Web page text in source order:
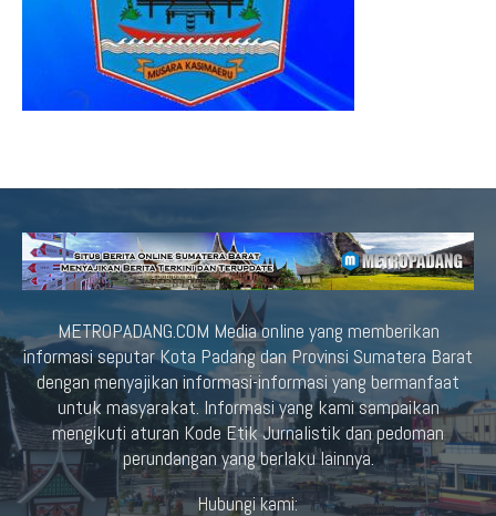
METROPADANG.COM Media online yang memberikan
informasi seputar Kota Padang dan Provinsi Sumatera Barat
dengan menyajikan informasi-informasi yang bermanfaat
untuk masyarakat. Informasi yang kami sampaikan
mengikuti aturan Kode Etik Jurnalistik dan pedoman
perundangan yang berlaku lainnya.
Hubungi kami: